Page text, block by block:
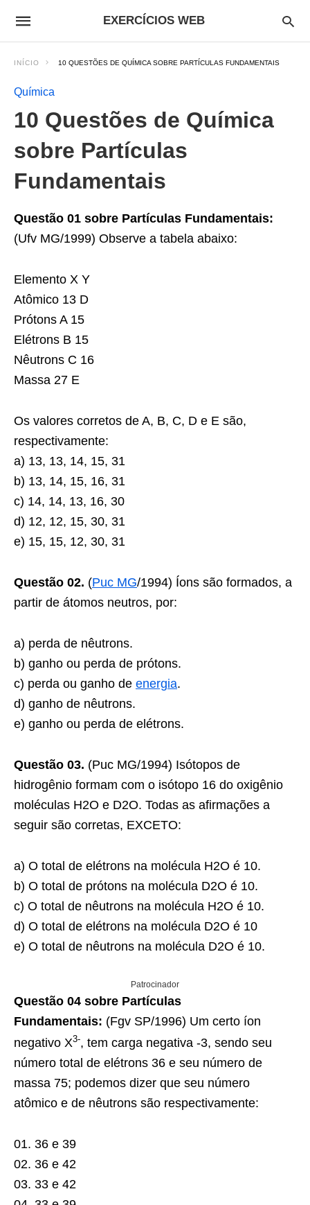
EXERCÍCIOS WEB
INÍCIO 10 QUESTÕES DE QUÍMICA SOBRE PARTÍCULAS FUNDAMENTAIS
Química
10 Questões de Química
sobre Partículas
Fundamentais
Questão 01 sobre Partículas Fundamentais:
(Ufv MG/1999) Observe a tabela abaixo:
Elemento X Y
Atômico 13 D
Prótons A 15
Elétrons B 15
Nêutrons C 16
Massa 27 E
Os valores corretos de A, B, C, D e E são,
respectivamente:
a) 13, 13, 14, 15, 31
b) 13, 14, 15, 16, 31
c) 14, 14, 13, 16, 30
d) 12, 12, 15, 30, 31
e) 15, 15, 12, 30, 31
Questão 02. (Puc MG/1994) Íons são formados, a
partir de átomos neutros, por:
a) perda de nêutrons.
b) ganho ou perda de prótons.
c) perda ou ganho de energia.
d) ganho de nêutrons.
e) ganho ou perda de elétrons.
Questão 03. (Puc MG/1994) Isótopos de
hidrogênio formam com o isótopo 16 do oxigênio
moléculas H2O e D2O. Todas as afirmações a
seguir são corretas, EXCETO:
a) O total de elétrons na molécula H2O é 10.
b) O total de prótons na molécula D2O é 10.
c) O total de nêutrons na molécula H2O é 10.
d) O total de elétrons na molécula D2O é 10
e) O total de nêutrons na molécula D2O é 10.
Patrocinador
Questão 04 sobre Partículas
Fundamentais: (Fgv SP/1996) Um certo íon
negativo X3-, tem carga negativa -3, sendo seu
número total de elétrons 36 e seu número de
massa 75; podemos dizer que seu número
atômico e de nêutrons são respectivamente:
01. 36 e 39
02. 36 e 42
03. 33 e 42